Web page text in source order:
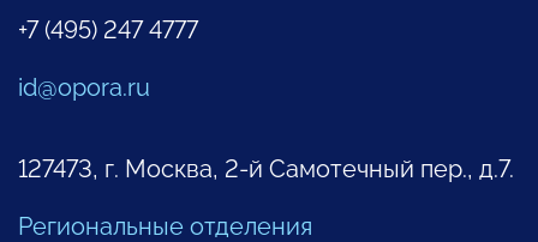
+7 (495) 247 4777
id@opora.ru
127473, г. Москва, 2-й Самотечный пер., д.7.
Региональные отделения